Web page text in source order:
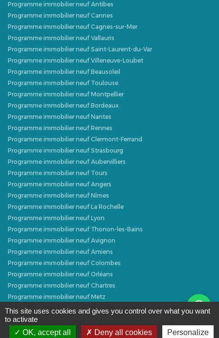
Programme immobilier neuf Antibes
Programme immobilier neuf Cannes
Programme immobilier neuf Cagnes-sur-Mer
Programme immobilier neuf Vallauris
Programme immobilier neuf Saint-Laurent-du-Var
Programme immobilier neuf Villeneuve-Loubet
Programme immobilier neuf Beausoleil
Programme immobilier neuf Toulouse
Programme immobilier neuf Montpellier
Programme immobilier neuf Bordeaux
Programme immobilier neuf Nantes
Programme immobilier neuf Rennes
Programme immobilier neuf Clermont-Ferrand
Programme immobilier neuf Strasbourg
Programme immobilier neuf Aubervilliers
Programme immobilier neuf Tours
Programme immobilier neuf Angers
Programme immobilier neuf Nîmes
Programme immobilier neuf La Rochelle
Programme immobilier neuf Lyon
Programme immobilier neuf Thonon-les-Bains
Programme immobilier neuf Avignon
Programme immobilier neuf Amiens
Programme immobilier neuf Colombes
Programme immobilier neuf Orléans
Programme immobilier neuf Chartres
Programme immobilier neuf Metz
Programme immobilier neuf Caen
Programme immobilier neuf Dijon
Programme immobilier neuf Villeurbanne
This site uses cookies and gives you control over what you want
to activate
OK, accept all
Deny all cookies Personalize